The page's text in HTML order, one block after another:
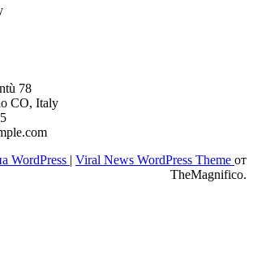
78
CO, Italy
WordPress
Viral News WordPress Theme от
TheMagnifico.